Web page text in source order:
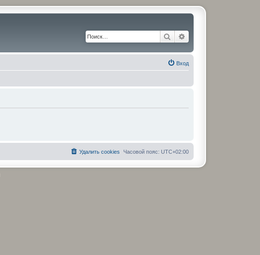
Поиск
Вход
Часовой пояс: UTC+02:00
Удалить cookies